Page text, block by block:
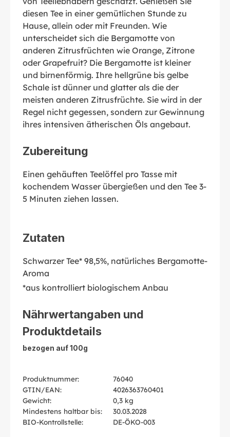
diesen Tee in einer gemütlichen Stunde zu
Hause, allein oder mit Freunden. Wie
unterscheidet sich die Bergamotte von
anderen Zitrusfrüchten wie Orange, Zitrone
oder Grapefruit? Die Bergamotte ist kleiner
und birnenförmig. Ihre hellgrüne bis gelbe
Schale ist dünner und glatter als die der
meisten anderen Zitrusfrüchte. Sie wird in der
Regel nicht gegessen, sondern zur Gewinnung
ihres intensiven ätherischen Öls angebaut.
Zubereitung
Einen gehäuften Teelöffel pro Tasse mit
kochendem Wasser übergießen und den Tee 3-
5 Minuten ziehen lassen.
Zutaten
Schwarzer Tee* 98,5%, natürliches Bergamotte-
Aroma
*aus kontrolliert biologischem Anbau
Nährwertangaben und
Produktdetails
bezogen auf 100g
Produktnummer:
76040
GTIN/EAN:
4026363760401
Gewicht:
0,3 kg
Mindestens haltbar bis:
30.03.2028
BIO-Kontrollstelle:
DE-ÖKO-003